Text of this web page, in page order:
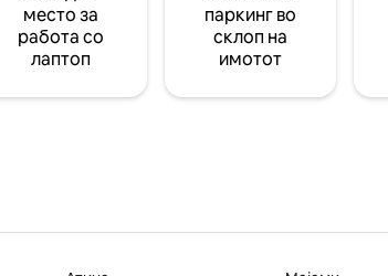
место за
работа со
лаптоп
паркинг во
склоп на
имотот